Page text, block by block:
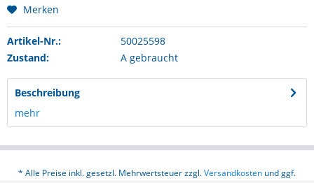
Merken
Artikel-Nr.:
50025598
Zustand:
A gebraucht
Beschreibung
mehr
* Alle Preise inkl. gesetzl. Mehrwertsteuer zzgl.Versandkosten und ggf.